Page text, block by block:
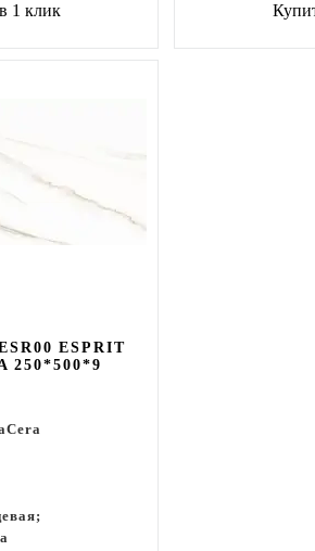
1 клик
ESPRIT
250*500*9